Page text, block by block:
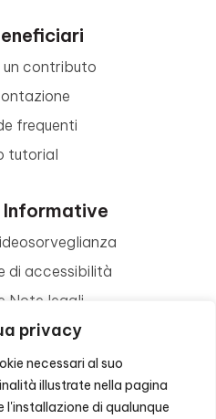
privacy
necessari al suo
illustrate nella pagina
l'installazione di qualunque
un contributo
frequenti
tutorial
Informative
di accessibilità
Note legali
di utilizzo
policy